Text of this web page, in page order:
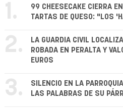
1.
99 CHEESECAKE CIERRA
TARTAS DE QUESO: "LOS
2.
LA GUARDIA CIVIL
ROBADA EN PERALTA Y
EUROS
3.
SILENCIO EN LA
LAS PALABRAS DE SU